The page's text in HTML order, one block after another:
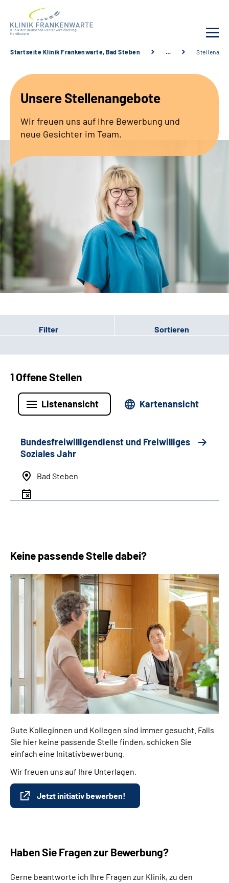
Leistungsangebot
Fachbereiche
Service
Karriere
Suche
Leichte Sprache
Gebärdensprache
Patienten-Login
Startseite Klinik Frankenwarte, Bad Steben …
Unsere Stellenangebote
Wir freuen uns auf Ihre Bewerbung und
neue Gesichter im Team.
Filter Sortieren
1 Offene Stellen
Listenansicht Kartenansicht
Bundesfreiwilligendienst und Freiwilliges
Soziales Jahr
Bad Steben
Keine passende Stelle dabei?
Gute Kolleginnen und Kollegen sind immer gesucht. Falls
Sie hier keine passende Stelle finden, schicken Sie
einfach eine Initativbewerbung.
Wir freuen uns auf Ihre Unterlagen.
Jetzt initiativ bewerben!
Haben Sie Fragen zur Bewerbung?
Gerne beantworte ich Ihre Fragen zur Klinik, zu den